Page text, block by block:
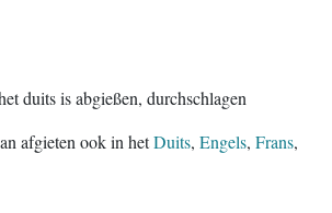
duits is abgießen, durchschlagen
afgieten ook in hetDuits, Engels, Frans,